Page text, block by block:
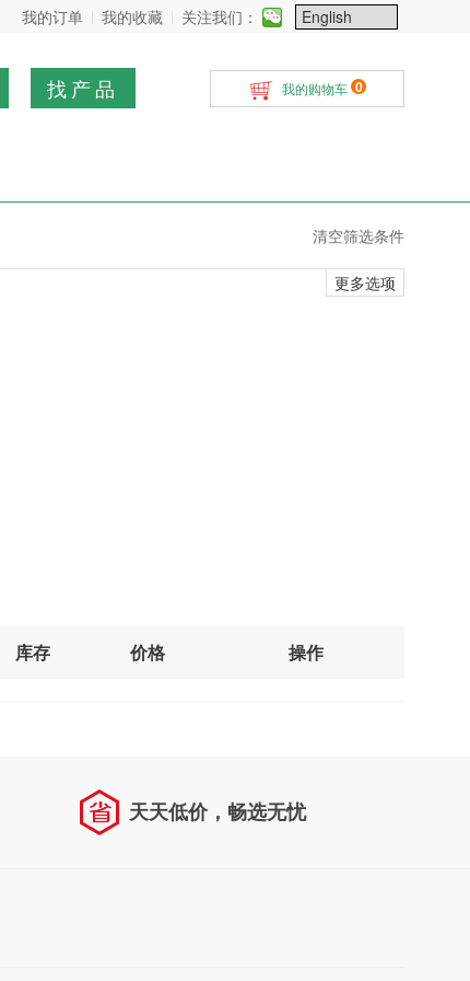
我的订单 我的收藏 关注我们：
找产品 我的购物车 0
清空筛选条件
更多选项
库存 价格 操作
天天低价，畅选无忧